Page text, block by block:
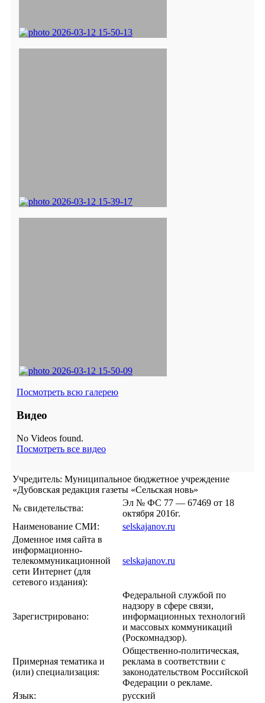
Посмотреть всю галерею
Видео
No Videos found.
Посмотреть все видео
Учредитель: Муниципальное бюджетное учреждение
«Дубовская редакция газеты «Сельская новь»
№ свидетельства:
Эл № ФС 77 — 67469 от 18
октября 2016г.
Наименование СМИ:
selskajanov.ru
Доменное имя сайта в
информационно-
телекоммуникационной
сети Интернет (для
сетевого издания):
selskajanov.ru
Зарегистрировано:
Федеральной службой по
надзору в сфере связи,
информационных технологий
и массовых коммуникаций
(Роскомнадзор).
Примерная тематика и
(или) специализация:
Общественно-политическая,
реклама в соответствии с
законодательством Российской
Федерации о рекламе.
Язык:
русский